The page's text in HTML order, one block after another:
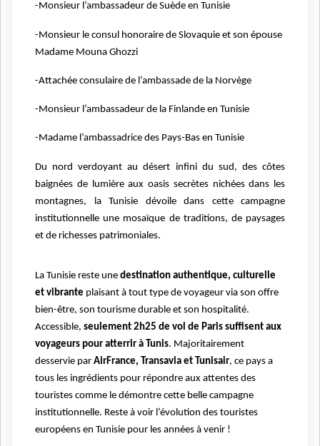
-Monsieur l’ambassadeur de Suède en Tunisie
-Monsieur le consul honoraire de Slovaquie et son épouse
Madame Mouna Ghozzi
-Attachée consulaire de l’ambassade de la Norvège
-Monsieur l’ambassadeur de la Finlande en Tunisie
-Madame l’ambassadrice des Pays-Bas en Tunisie
Du nord verdoyant au désert infini du sud, des côtes
baignées de lumière aux oasis secrètes nichées dans les
montagnes, la Tunisie dévoile dans cette campagne
institutionnelle une mosaïque de traditions, de paysages
et de richesses patrimoniales.
La Tunisie reste une destination authentique, culturelle
et vibrante plaisant à tout type de voyageur via son offre
bien-être, son tourisme durable et son hospitalité.
Accessible, seulement 2h25 de vol de Paris suffisent aux
voyageurs pour atterrir à Tunis. Majoritairement
desservie par AirFrance, Transavia et Tunisair, ce pays a
tous les ingrédients pour répondre aux attentes des
touristes comme le démontre cette belle campagne
institutionnelle. Reste à voir l’évolution des touristes
européens en Tunisie pour les années à venir !